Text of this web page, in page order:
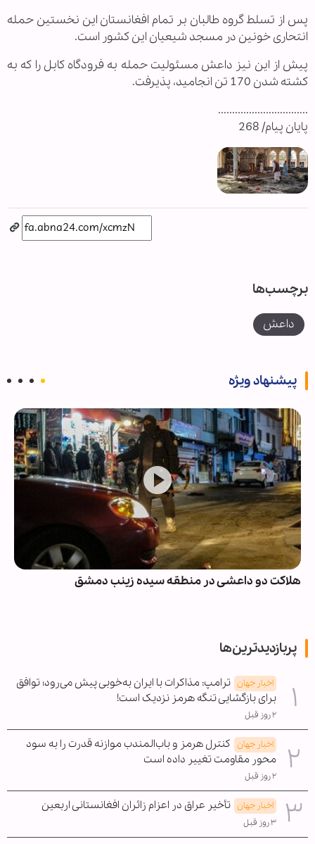
پس از تسلط گروه طالبان بر تمام افغانستان این نخستین حمله
انتحاری خونین در مسجد شیعیان این کشور است.
پیش از این نیز داعش مسئولیت حمله به فرودگاه کابل را که به
کشته شدن 170 تن انجامید، پذیرفت.
................................
پایان پیام/ 268
برچسب‌ها
داعش
پیشنهاد ویژه
هلاکت دو داعشی در منطقه سیده زینب دمشق
پربازدیدترین‌ها
اخبار جهان ترامپ: مذاکرات با ایران به‌خوبی پیش می‌رود؛ توافق
برای بازگشایی تنگه هرمز نزدیک است!
۲ روز قبل
اخبار جهان کنترل هرمز و باب‌المندب موازنه قدرت را به سود
محور مقاومت تغییر داده است
۲ روز قبل
اخبار جهان تأخیر عراق در اعزام زائران افغانستانی اربعین
۳ روز قبل